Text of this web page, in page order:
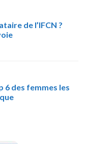
de l’IFCN ?
6 des femmes les